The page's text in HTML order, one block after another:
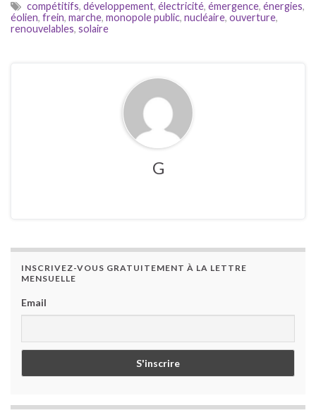
compétitifs, développement, électricité, émergence, énergies,
éolien, frein, marche, monopole public, nucléaire, ouverture,
renouvelables, solaire
G
INSCRIVEZ-VOUS GRATUITEMENT À LA LETTRE
MENSUELLE
Email